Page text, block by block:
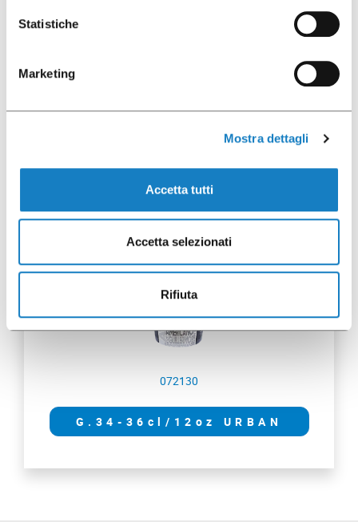
Statistiche
Marketing
Mostra dettagli
Accetta tutti
Accetta selezionati
Rifiuta
50 pces
072130
G.34-36cl/12oz URBAN